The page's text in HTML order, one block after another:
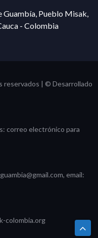
Guambía, Pueblo Misak,
- Colombia
reservados | © Desarrollado
correo electrónico para
email:
colombia.org